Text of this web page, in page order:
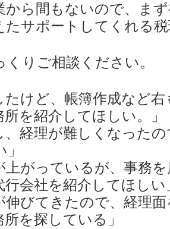
から間もないので、ま
たサポートしてくれる
くりご相談ください。
たけど、帳簿作成など
を紹介してほしい。」
、経理が難しくなった
上がっているが、事務
行会社を紹介してほしい
伸びてきたので、経理
を探している」